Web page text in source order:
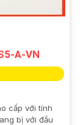
A-VN
cấp với tính
bị với đầu